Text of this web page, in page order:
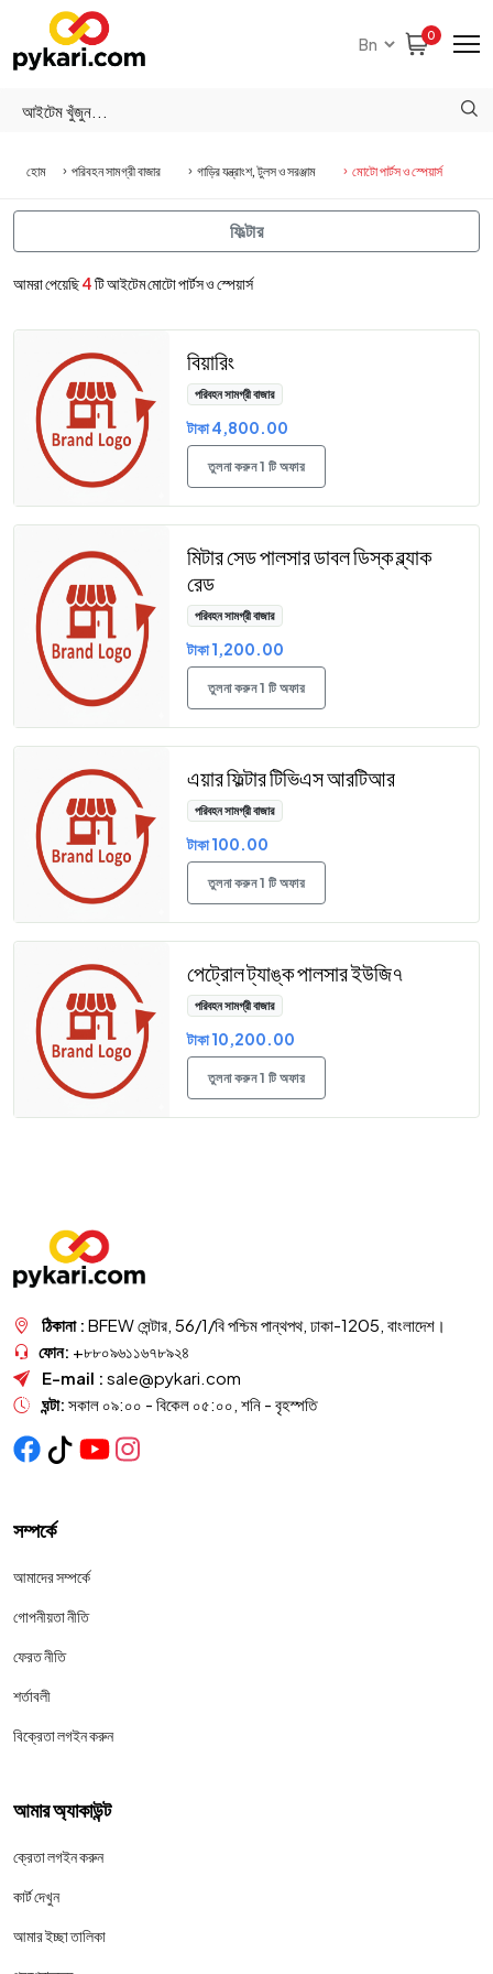
0
হোম পরিবহন সামগ্রী বাজার গাড়ির যন্ত্রাংশ, টুলস ও সরঞ্জাম মোটো পার্টস ও স্পেয়ার্স
আমরা পেয়েছি4টি আইটেম মোটো পার্টস ও স্পেয়ার্স
বিয়ারিং
পরিবহন সামগ্রী বাজার
টাকা 4,800.00
তুলনা করুন 1 টি অফার
মিটার সেড পালসার ডাবল ডিস্ক ব্ল্যাক
রেড
পরিবহন সামগ্রী বাজার
টাকা 1,200.00
তুলনা করুন 1 টি অফার
এয়ার ফিল্টার টিভিএস আরটিআর
পরিবহন সামগ্রী বাজার
টাকা 100.00
তুলনা করুন 1 টি অফার
পেট্রোল ট্যাঙ্ক পালসার ইউজি৭
পরিবহন সামগ্রী বাজার
টাকা 10,200.00
তুলনা করুন 1 টি অফার
ফিল্টার
ঠিকানা : BFEW সেন্টার, 56/1/বি পশ্চিম পান্থপথ, ঢাকা-1205, বাংলাদেশ।
ফোন: +৮৮০৯৬১১৬৭৮৯২৪
E-mail : sale@pykari.com
ঘন্টা: সকাল ০৯:০০ - বিকেল ০৫:০০, শনি - বৃহস্পতি
সম্পর্কে
আমাদের সম্পর্কে
গোপনীয়তা নীতি
ফেরত নীতি
শর্তাবলী
বিক্রেতা লগইন করুন
আমার অ্যাকাউন্ট
ক্রেতা লগইন করুন
কার্ট দেখুন
আমার ইচ্ছা তালিকা